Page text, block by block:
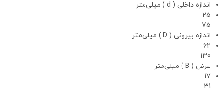
اندازه داخلی ( d ) میلی‌متر
25
75
اندازه بیرونی ( D ) میلی‌متر
62
130
عرض ( B ) میلی‌متر
17
31